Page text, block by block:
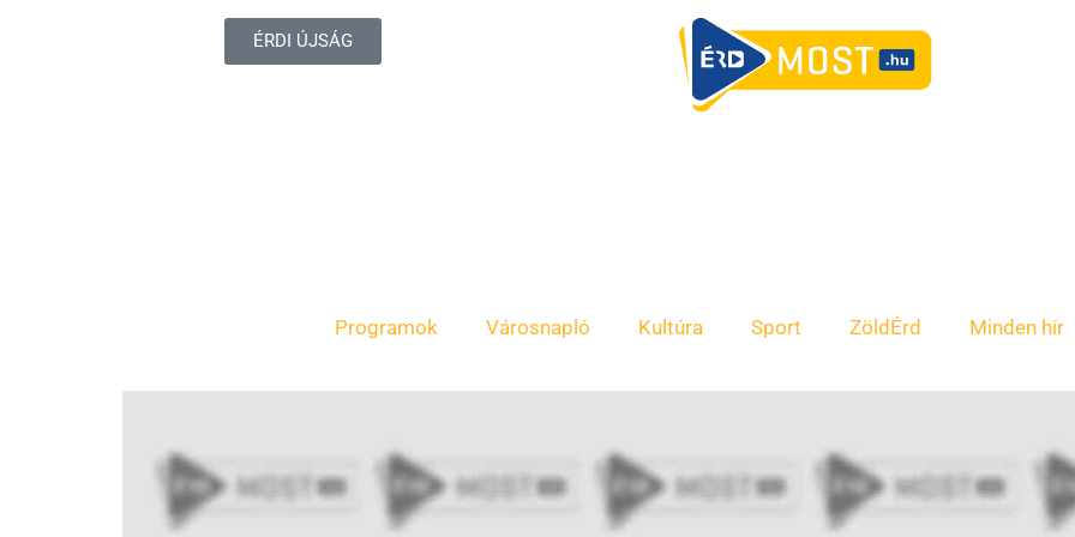
ÉRDI ÚJSÁG
Programok Városnapló Kultúra Sport ZöldÉrd Minden hír